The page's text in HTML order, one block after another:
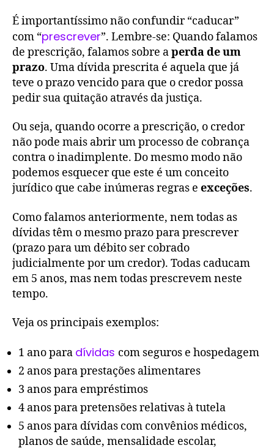
É importantíssimo não confundir “caducar”
com “prescrever”. Lembre-se: Quando falamos
de prescrição, falamos sobre aperda de um
prazo. Uma dívida prescrita é aquela que já
teve o prazo vencido para que o credor possa
pedir sua quitação através da justiça.
Ou seja, quando ocorre a prescrição, o credor
não pode mais abrir um processo de cobrança
contra o inadimplente. Do mesmo modo não
podemos esquecer que este é um conceito
jurídico que cabe inúmeras regras e exceções.
Como falamos anteriormente, nem todas as
dívidas têm o mesmo prazo para prescrever
(prazo para um débito ser cobrado
judicialmente por um credor). Todas caducam
em 5 anos, mas nem todas prescrevem neste
tempo.
Veja os principais exemplos:
1 ano para dívidas com seguros e hospedagem
2 anos para prestações alimentares
3 anos para empréstimos
4 anos para pretensões relativas à tutela
5 anos para dívidas com convênios médicos,
planos de saúde, mensalidade escolar,